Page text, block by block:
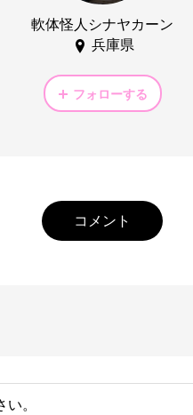
軟体怪人シナヤカーン
兵庫県
フォローする
コメント
。